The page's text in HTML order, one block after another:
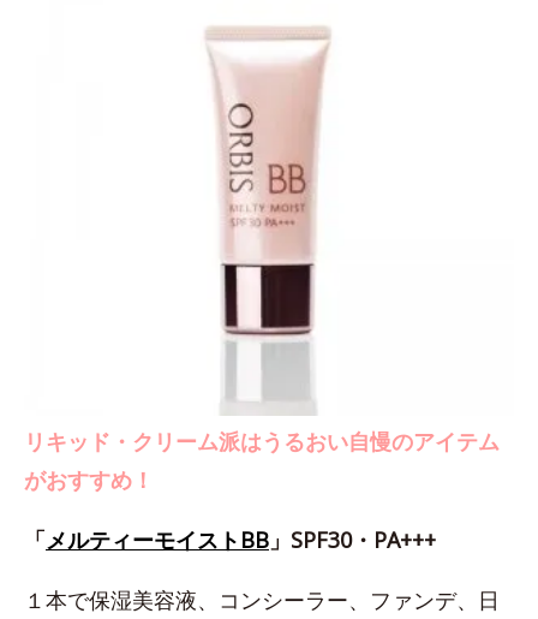
リキッド・クリーム派はうるおい自慢のアイテム
がおすすめ！
「メルティーモイストBB 」SPF30・PA+++
１本で保湿美容液、コンシーラー、ファンデ、日